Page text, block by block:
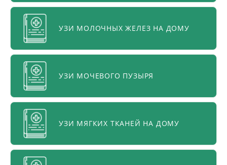
УЗИ МОЛОЧНЫХ ЖЕЛЕЗ НА ДОМУ
УЗИ МОЧЕВОГО ПУЗЫРЯ
УЗИ МЯГКИХ ТКАНЕЙ НА ДОМУ